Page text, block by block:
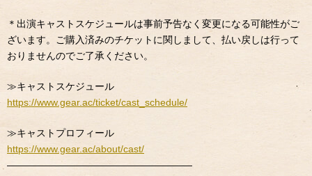
＊出演キャストスケジュールは事前予告なく変更になる可能性がご
ざいます。ご購入済みのチケットに関しまして、払い戻しは行って
おりませんのでご了承ください。
≫キャストスケジュール
https://www.gear.ac/ticket/cast_schedule/
≫キャストプロフィール
https://www.gear.ac/about/cast/
———————————————————